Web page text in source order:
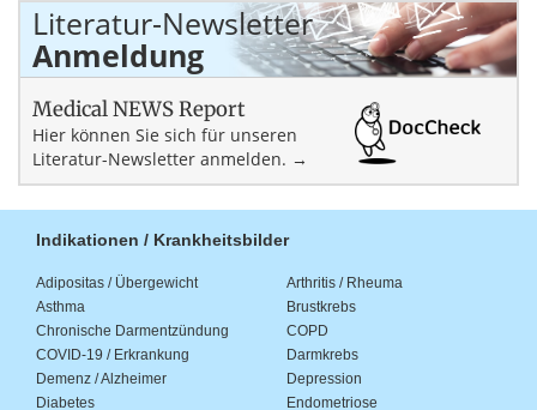
Literatur-Newsletter
Anmeldung
Medical NEWS Report
Hier können Sie sich für unseren
Literatur-Newsletter anmelden. →
Indikationen / Krankheitsbilder
Adipositas / Übergewicht
Arthritis / Rheuma
Asthma
Brustkrebs
Chronische Darmentzündung
COPD
COVID-19 / Erkrankung
Darmkrebs
Demenz / Alzheimer
Depression
Diabetes
Endometriose